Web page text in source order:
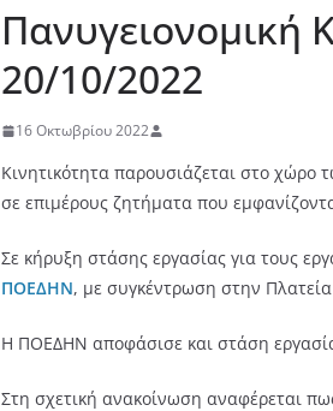
20/10/2022
16 Οκτωβρίου 2022
Κινητικότητα παρουσιάζεται στο χώρο
σε επιμέρους ζητήματα που
Σε κήρυξη στάσης εργασίας για τους
ΠΟΕΔΗΝ, με συγκέντρωση στην
Η ΠΟΕΔΗΝ αποφάσισε και στάση
Στη σχετική ανακοίνωση αναφέρεται